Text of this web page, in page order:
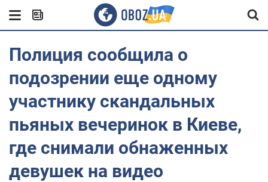
Полиция сообщила о
подозрении еще одному
участнику скандальных
пьяных вечеринок в Киеве,
где снимали обнаженных
девушек на видео